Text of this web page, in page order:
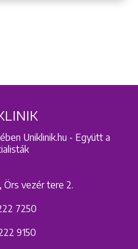
Uniklinik.hu - Együtt a
Örs vezér tere 2.
7250
9150